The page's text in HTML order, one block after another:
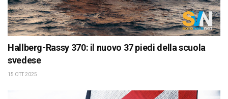
Hallberg-Rassy 370: il nuovo 37 piedi della scuola
svedese
15 OTT 2025